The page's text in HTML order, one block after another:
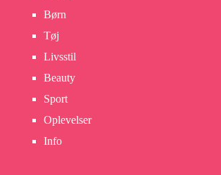
Børn
Tøj
Livsstil
Beauty
Sport
Oplevelser
Info